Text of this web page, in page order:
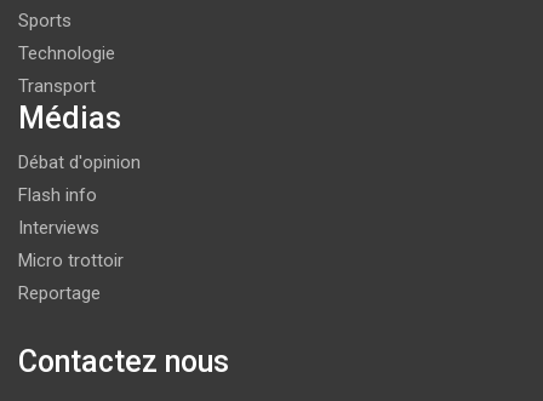
Sports
Technologie
Transport
Médias
Débat d'opinion
Flash info
Interviews
Micro trottoir
Reportage
Contactez nous